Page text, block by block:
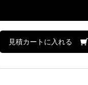
見積カートに入れる